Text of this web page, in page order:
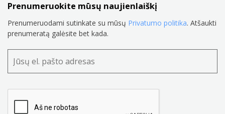
Prenumeruokite mūsų naujienlaiškį
Prenumeruodami sutinkate su mūsų Privatumo politika. Atšaukti
prenumeratą galėsite bet kada.